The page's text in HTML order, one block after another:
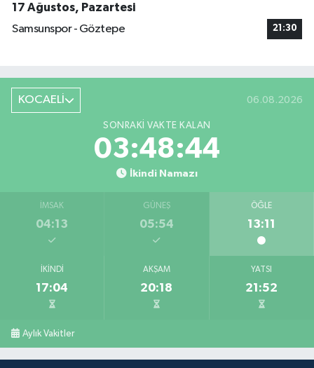
17 Ağustos, Pazartesi
Samsunspor - Göztepe
21:30
KOCAELİ 06.08.2026
SONRAKI VAKTE KALAN
03:48:44
İkindi Namazı
İMSAK
04:13
GÜNEŞ
05:54
ÖĞLE
13:11
İKINDI
17:04
AKŞAM
20:18
YATSI
21:52
Aylık Vakitler